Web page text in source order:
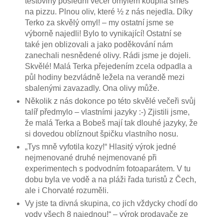
na pizzu. Plnou oliv, které ½ z nás nejedla. Díky
Terko za skvělý omyl! – my ostatní jsme se
výborně najedli! Bylo to vynikající! Ostatní se
také jen oblizovali a jako poděkování nám
zanechali nesnědené olivy. Rádi jsme je dojeli.
Skvělé! Malá Terka přejedením zcela odpadla a
půl hodiny bezvládně ležela na verandě mezi
sbalenými zavazadly. Ona olivy může.
Několik z nás dokonce po této skvělé večeři svůj
talíř předmylo – vlastními jazyky :-) Zjistili jsme,
že malá Terka a Bobeš mají tak dlouhé jazyky, že
si dovedou oblíznout špičku vlastního nosu.
„Tys mně vyfotila kozy!“ Hlasitý výrok jedné
nejmenované druhé nejmenované při
experimentech s podvodním fotoaparátem. V tu
dobu byla ve vodě a na pláži řada turistů z Čech,
ale i Chorvaté rozuměli.
Vy jste ta divná skupina, co jich vždycky chodí do
vody všech 8 najednou!“ – výrok prodavače ze